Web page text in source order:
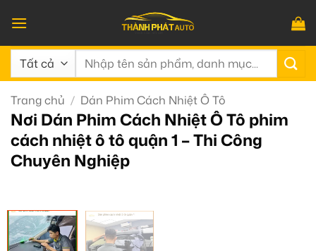
qua
nội
dung
Tìm
Trang chủ / Dán Phim Cách Nhiệt Ô Tô
Nơi Dán Phim Cách Nhiệt Ô Tô phim
cách nhiệt ô tô quận 1 – Thi Công
Chuyên Nghiệp